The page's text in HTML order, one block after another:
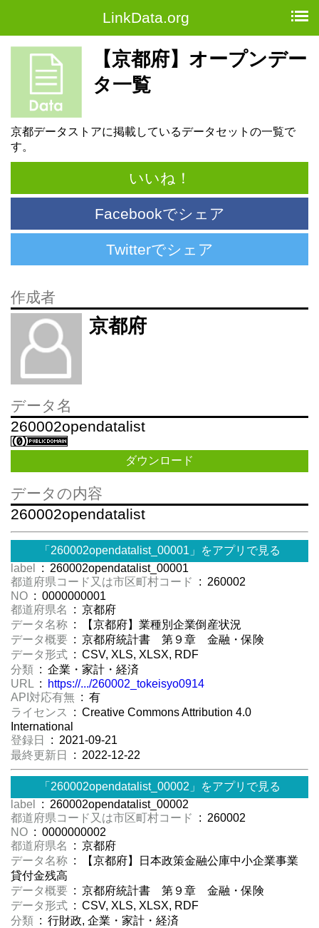
LinkData.org
【京都府】オープンデー
タ一覧
京都データストアに掲載しているデータセットの一覧で
す。
いいね！
Facebookでシェア
Twitterでシェア
作成者
京都府
データ名
260002opendatalist
ダウンロード
データの内容
260002opendatalist
「260002opendatalist_00001」をアプリで見る
label
: 260002opendatalist_00001
都道府県コード又は市区町村コード
: 260002
NO : 0000000001
都道府県名
: 京都府
データ名称 : 【京都府】業種別企業倒産状況
データ概要 : 京都府統計書 第９章 金融・保険
データ形式 : CSV, XLS, XLSX, RDF
分類 : 企業・家計・経済
URL :
https://.../260002_tokeisyo0914
API対応有無 : 有
ライセンス
: Creative Commons Attribution 4.0
International
登録日
: 2021-09-21
最終更新日
: 2022-12-22
「260002opendatalist_00002」をアプリで見る
label
: 260002opendatalist_00002
都道府県コード又は市区町村コード
: 260002
NO : 0000000002
都道府県名
: 京都府
データ名称 : 【京都府】日本政策金融公庫中小企業事業
貸付金残高
データ概要 : 京都府統計書 第９章 金融・保険
データ形式 : CSV, XLS, XLSX, RDF
分類 : 行財政, 企業・家計・経済